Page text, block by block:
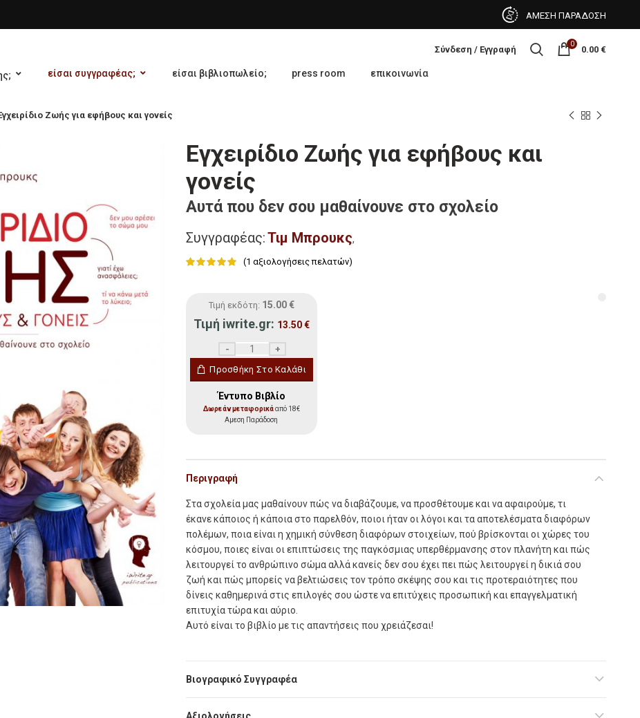
ΑΜΕΣΗ ΠΑΡΑΔΟΣΗ
Σύνδεση / Εγγραφή 0 0.00 €
είσαι συγγραφέας; είσαι βιβλιοπωλείο; press room επικοινωνία
Ζωής για εφήβους και γονείς
Εγχειρίδιο Ζωής για εφήβους και
γονείς
Αυτά που δεν σου μαθαίνουνε στο σχολείο
Συγγραφέας:Τιμ Μπρουκς,
(1 αξιολογήσεις πελατών)
Τιμή εκδότη: 15.00 €
Τιμή iwrite.gr: 13.50€
Προσθήκη Στο Καλάθι
Έντυπο Βιβλίο
Δωρεάν μεταφορικάαπό 18€
Αμεση Παράδοση
Περιγραφή
Στα σχολεία μας μαθαίνουν πώς να διαβάζουμε, να προσθέτουμε και να αφαιρούμε, τι
έκανε κάποιος ή κάποια στο παρελθόν, ποιοι ήταν οι λόγοι και τα αποτελέσματα διαφόρων
πολέμων, ποια είναι η χημική σύνθεση διαφόρων στοιχείων, πού βρίσκονται οι χώρες του
κόσμου, ποιες είναι οι επιπτώσεις της παγκόσμιας υπερθέρμανσης στον πλανήτη και πώς
λειτουργεί το ανθρώπινο σώμα αλλά κανείς δεν σου έχει πει πώς λειτουργεί η δικιά σου
ζωή και πώς μπορείς να βελτιώσεις τον τρόπο σκέψης σου και τις προτεραιότητες που
δίνεις καθημερινά στις επιλογές σου ώστε να επιτύχεις προσωπική και επαγγελματική
επιτυχία τώρα και αύριο.
Αυτό είναι το βιβλίο με τις απαντήσεις που χρειάζεσαι!
Βιογραφικό Συγγραφέα